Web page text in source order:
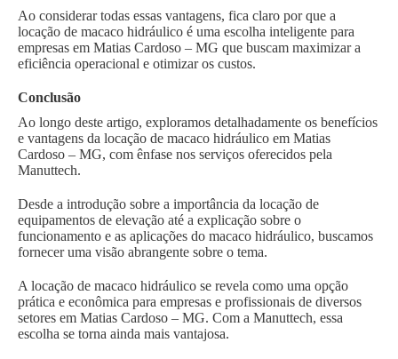
Ao considerar todas essas vantagens, fica claro por que a
locação de macaco hidráulico é uma escolha inteligente para
empresas em Matias Cardoso – MG que buscam maximizar a
eficiência operacional e otimizar os custos.
Conclusão
Ao longo deste artigo, exploramos detalhadamente os benefícios
e vantagens da locação de macaco hidráulico em Matias
Cardoso – MG, com ênfase nos serviços oferecidos pela
Manuttech.
Desde a introdução sobre a importância da locação de
equipamentos de elevação até a explicação sobre o
funcionamento e as aplicações do macaco hidráulico, buscamos
fornecer uma visão abrangente sobre o tema.
A locação de macaco hidráulico se revela como uma opção
prática e econômica para empresas e profissionais de diversos
setores em Matias Cardoso – MG. Com a Manuttech, essa
escolha se torna ainda mais vantajosa.